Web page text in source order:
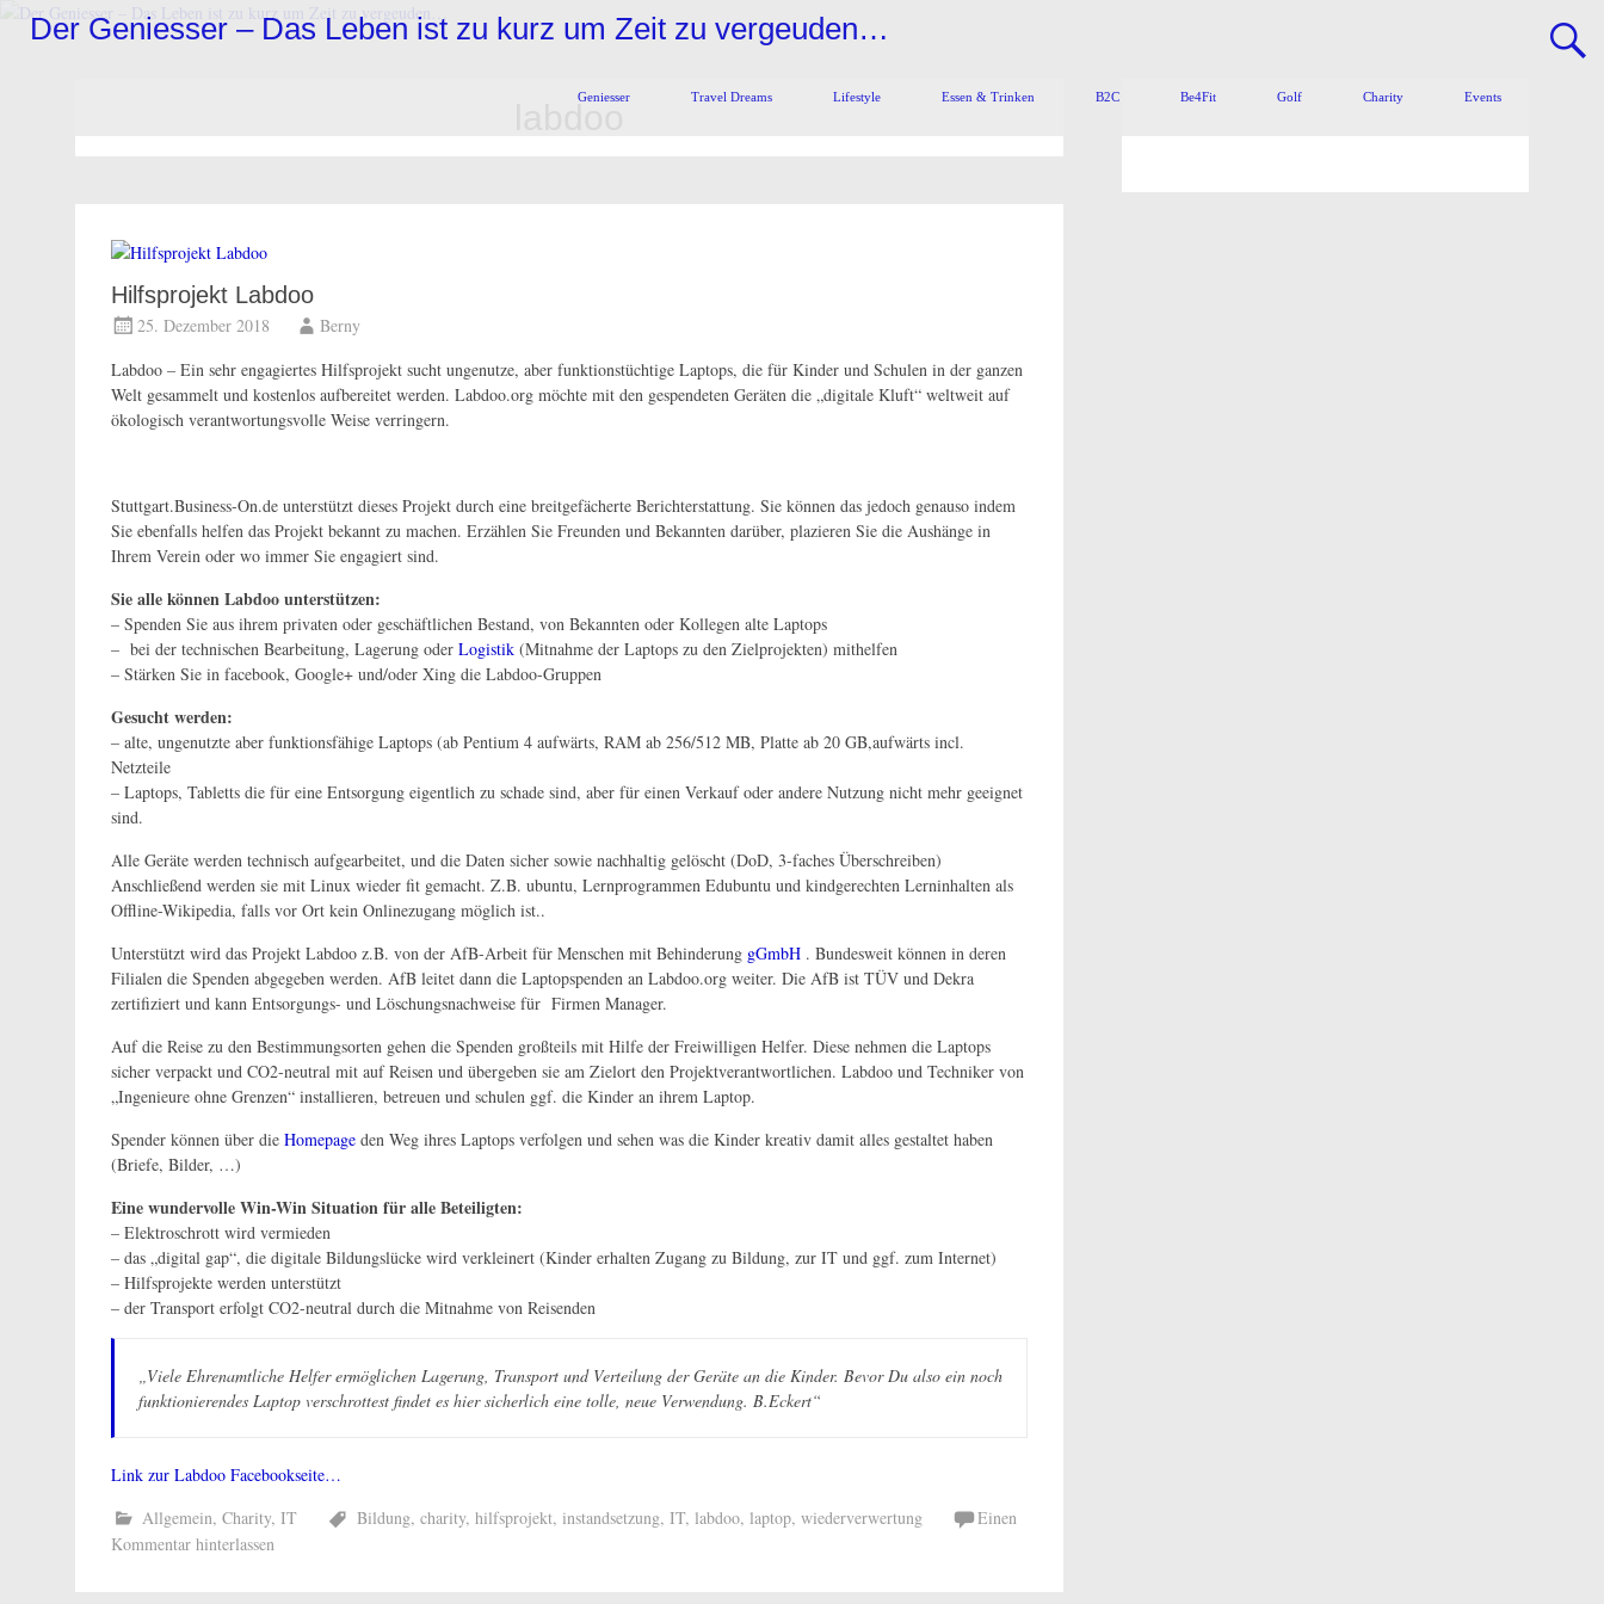
Zum
InhaltDer Geniesser – Das Leben ist zu kurz um Zeit zu vergeuden…
Geniesser Travel Dreams Lifestyle Essen & Trinken B2C Be4Fit Golf Charity Events
Hilfsprojekt Labdoo
25. Dezember 2018
Berny
Labdoo – Ein sehr engagiertes Hilfsprojekt sucht ungenutze, aber funktionstüchtige Laptops, die für Kinder und Schulen in der ganzen
Welt gesammelt und kostenlos aufbereitet werden. Labdoo.org möchte mit den gespendeten Geräten die „digitale Kluft“ weltweit auf
ökologisch verantwortungsvolle Weise verringern.
Stuttgart.Business-On.de unterstützt dieses Projekt durch eine breitgefächerte Berichterstattung. Sie können das jedoch genauso indem
Sie ebenfalls helfen das Projekt bekannt zu machen. Erzählen Sie Freunden und Bekannten darüber, plazieren Sie die Aushänge in
Ihrem Verein oder wo immer Sie engagiert sind.
Sie alle können Labdoo unterstützen:
– Spenden Sie aus ihrem privaten oder geschäftlichen Bestand, von Bekannten oder Kollegen alte Laptops
– bei der technischen Bearbeitung, Lagerung oder Logistik (Mitnahme der Laptops zu den Zielprojekten) mithelfen
– Stärken Sie in facebook, Google+ und/oder Xing die Labdoo-Gruppen
Gesucht werden:
– alte, ungenutzte aber funktionsfähige Laptops (ab Pentium 4 aufwärts, RAM ab 256/512 MB, Platte ab 20 GB,aufwärts incl.
Netzteile
– Laptops, Tabletts die für eine Entsorgung eigentlich zu schade sind, aber für einen Verkauf oder andere Nutzung nicht mehr geeignet
sind.
Alle Geräte werden technisch aufgearbeitet, und die Daten sicher sowie nachhaltig gelöscht (DoD, 3-faches Überschreiben)
Anschließend werden sie mit Linux wieder fit gemacht. Z.B. ubuntu, Lernprogrammen Edubuntu und kindgerechten Lerninhalten als
Offline-Wikipedia, falls vor Ort kein Onlinezugang möglich ist..
Unterstützt wird das Projekt Labdoo z.B. von der AfB-Arbeit für Menschen mit Behinderung gGmbH . Bundesweit können in deren
Filialen die Spenden abgegeben werden. AfB leitet dann die Laptopspenden an Labdoo.org weiter. Die AfB ist TÜV und Dekra
zertifiziert und kann Entsorgungs- und Löschungsnachweise für Firmen Manager.
Auf die Reise zu den Bestimmungsorten gehen die Spenden großteils mit Hilfe der Freiwilligen Helfer. Diese nehmen die Laptops
sicher verpackt und CO2-neutral mit auf Reisen und übergeben sie am Zielort den Projektverantwortlichen. Labdoo und Techniker von
„Ingenieure ohne Grenzen“ installieren, betreuen und schulen ggf. die Kinder an ihrem Laptop.
Spender können über die Homepage den Weg ihres Laptops verfolgen und sehen was die Kinder kreativ damit alles gestaltet haben
(Briefe, Bilder, …)
Eine wundervolle Win-Win Situation für alle Beteiligten:
– Elektroschrott wird vermieden
– das „digital gap“, die digitale Bildungslücke wird verkleinert (Kinder erhalten Zugang zu Bildung, zur IT und ggf. zum Internet)
– Hilfsprojekte werden unterstützt
– der Transport erfolgt CO2-neutral durch die Mitnahme von Reisenden
„Viele Ehrenamtliche Helfer ermöglichen Lagerung, Transport und Verteilung der Geräte an die Kinder. Bevor Du also ein noch
funktionierendes Laptop verschrottest findet es hier sicherlich eine tolle, neue Verwendung. B.Eckert“
Link zur Labdoo Facebookseite…
Allgemein, Charity, IT Bildung, charity, hilfsprojekt, instandsetzung, IT, labdoo, laptop, wiederverwertung
Einen
Kommentar hinterlassen